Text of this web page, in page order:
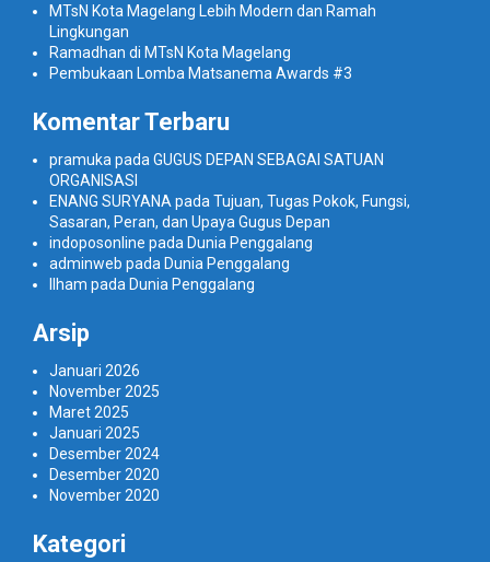
MTsN Kota Magelang Lebih Modern dan Ramah
Lingkungan
Ramadhan di MTsN Kota Magelang
Pembukaan Lomba Matsanema Awards #3
Komentar Terbaru
pramuka pada GUGUS DEPAN SEBAGAI SATUAN
ORGANISASI
ENANG SURYANA pada Tujuan, Tugas Pokok, Fungsi,
Sasaran, Peran, dan Upaya Gugus Depan
indoposonline pada Dunia Penggalang
adminweb pada Dunia Penggalang
Ilham pada Dunia Penggalang
Arsip
Januari 2026
November 2025
Maret 2025
Januari 2025
Desember 2024
Desember 2020
November 2020
Kategori